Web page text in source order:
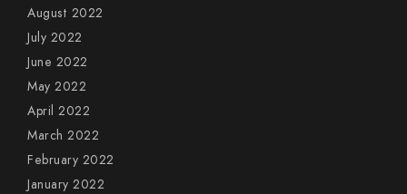
August 2022
July 2022
June 2022
May 2022
April 2022
March 2022
February 2022
January 2022